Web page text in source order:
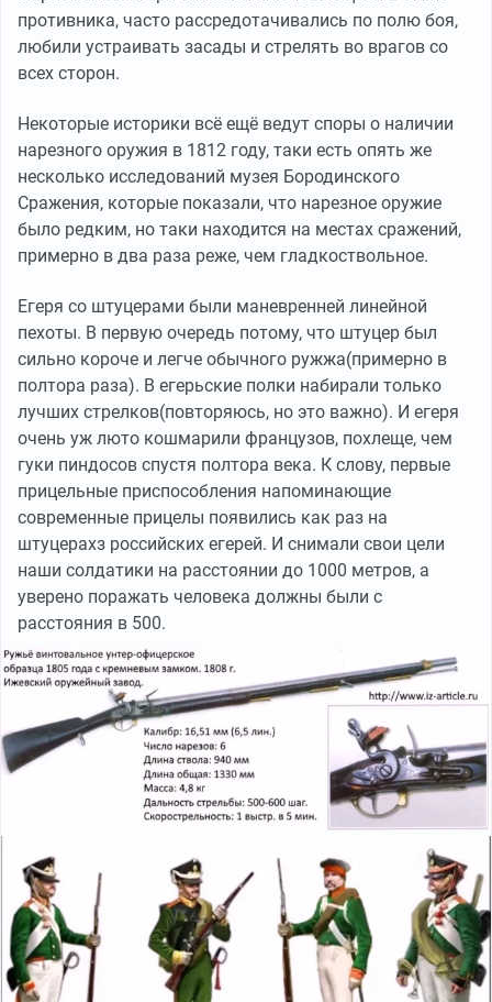
противника, часто рассредотачивались по полю боя,
любили устраивать засады и стрелять во врагов со
всех сторон.
Некоторые историки всё ещё ведут споры о наличии
нарезного оружия в 1812 году, таки есть опять же
несколько исследований музея Бородинского
Сражения, которые показали, что нарезное оружие
было редким, но таки находится на местах сражений,
примерно в два раза реже, чем гладкоствольное.
Егеря со штуцерами были маневренней линейной
пехоты. В первую очередь потому, что штуцер был
сильно короче и легче обычного ружжа(примерно в
полтора раза). В егерьские полки набирали только
лучших стрелков(повторяюсь, но это важно). И егеря
очень уж люто кошмарили французов, похлеще, чем
гуки пиндосов спустя полтора века. К слову, первые
прицельные приспособления напоминающие
современные прицелы появились как раз на
штуцерахз российских егерей. И снимали свои цели
наши солдатики на расстоянии до 1000 метров, а
уверено поражать человека должны были с
расстояния в 500.